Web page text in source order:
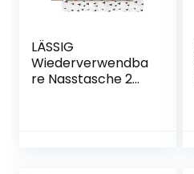
LÄSSIG
Wiederverwendba
re Nasstasche 2